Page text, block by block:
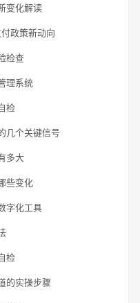
变化解读
政策新动向
检查
理系统
检
几个关键信号
多大
些变化
字化工具
检
的实操步骤